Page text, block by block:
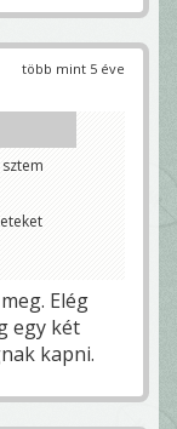
több mint 5 éve
Elég
egy két
kapni.